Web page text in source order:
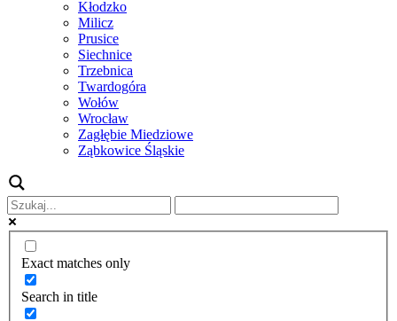
Kłodzko
Milicz
Prusice
Siechnice
Trzebnica
Twardogóra
Wołów
Wrocław
Zagłębie Miedziowe
Ząbkowice Śląskie
Exact matches only
Search in title